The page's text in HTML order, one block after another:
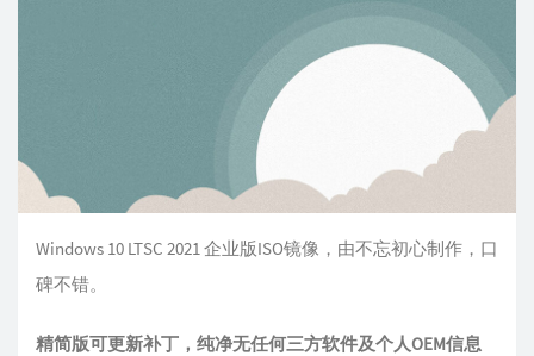
Windows 10 LTSC 2021 企业版ISO镜像，由不忘初心制作，口
碑不错。
精简版可更新补丁，纯净无任何三方软件及个人OEM信息